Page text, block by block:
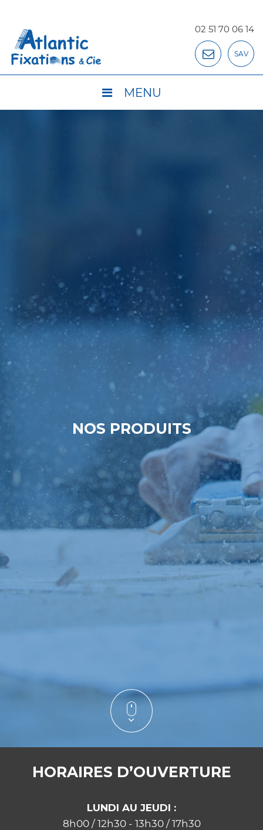
02 51 70 06 14
SAV
MENU
NOS PRODUITS
HORAIRES D’OUVERTURE
LUNDI AU JEUDI :
8h00 / 12h30 - 13h30 / 17h30